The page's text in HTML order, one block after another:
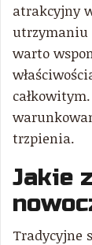
atrakcyjny
utrzymaniu
warto
trzpienia.
Jakie
Tradycyjne